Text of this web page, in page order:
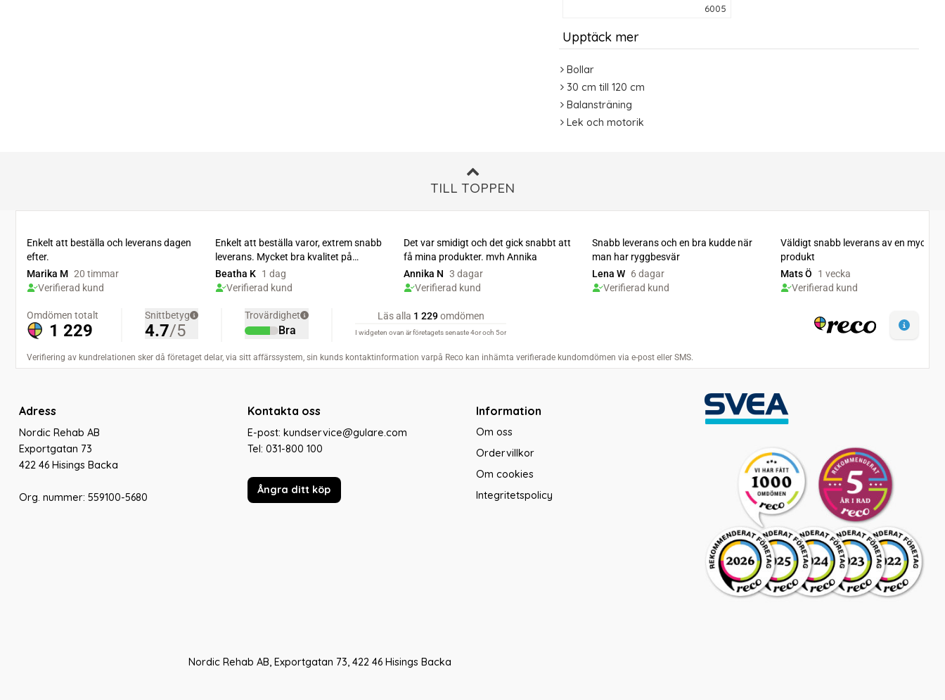
6005
Upptäck mer
Bollar
30 cm till 120 cm
Balansträning
Lek och motorik
TILL TOPPEN
Adress
Nordic Rehab AB
Exportgatan 73
422 46 Hisings Backa
Org. nummer: 559100-5680
Kontakta oss
E-post: kundservice@gulare.com
Tel: 031-800 100
Ångra ditt köp
Information
Om oss
Ordervillkor
Om cookies
Integritetspolicy
Nordic Rehab AB, Exportgatan 73, 422 46 Hisings Backa